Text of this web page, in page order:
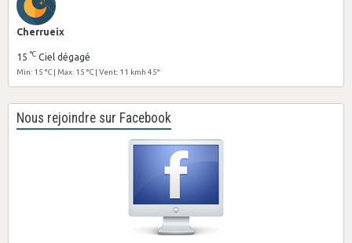
Cherrueix
15 °C Ciel dégagé
Min: 15 °C | Max: 15 °C | Vent: 11 kmh 45°
Nous rejoindre sur Facebook